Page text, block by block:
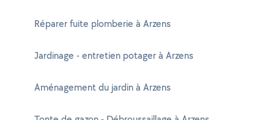
Réparer fuite plomberie à Arzens
Jardinage - entretien potager à Arzens
Aménagement du jardin à Arzens